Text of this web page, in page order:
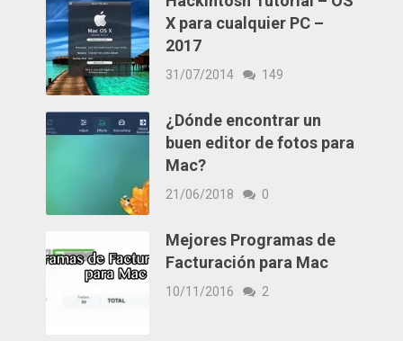
X para cualquier PC –
2017
31/07/2014 149
¿Dónde encontrar un
buen editor de fotos para
Mac?
21/06/2018 0
Mejores Programas de
Facturación para Mac
10/11/2016 2